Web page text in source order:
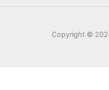
Copyright ©